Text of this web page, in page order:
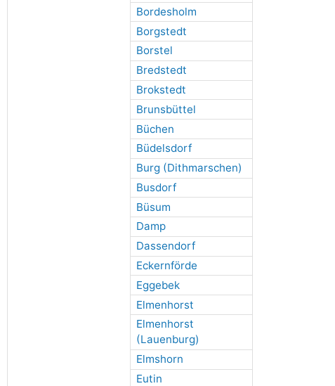
Bordesholm
Borgstedt
Borstel
Bredstedt
Brokstedt
Brunsbüttel
Büchen
Büdelsdorf
Burg (Dithmarschen)
Busdorf
Büsum
Damp
Dassendorf
Eckernförde
Eggebek
Elmenhorst
Elmenhorst
(Lauenburg)
Elmshorn
Eutin